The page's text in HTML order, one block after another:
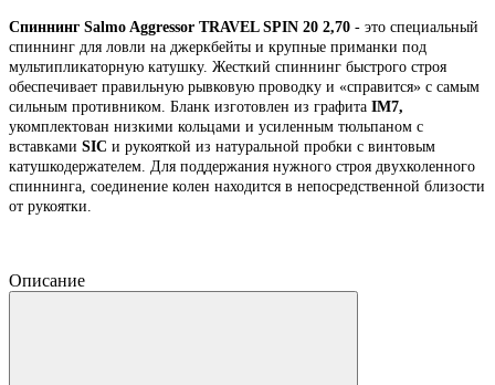
Спиннинг Salmo Aggressor TRAVEL SPIN 20 2,70 - это специальный
спиннинг для ловли на джеркбейты и крупные приманки под
мультипликаторную катушку. Жесткий спиннинг быстрого строя
обеспечивает правильную рывковую проводку и «справится» с самым
сильным противником. Бланк изготовлен из графита IM7,
укомплектован низкими кольцами и усиленным тюльпаном с
вставками SIC и рукояткой из натуральной пробки с винтовым
катушкодержателем. Для поддержания нужного строя двухколенного
спиннинга, соединение колен находится в непосредственной близости
от рукоятки.
Описание